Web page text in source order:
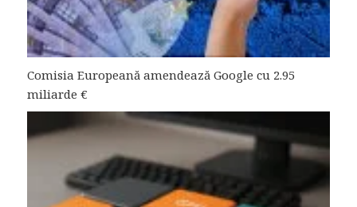
Comisia Europeană amendează Google cu 2.95
miliarde €